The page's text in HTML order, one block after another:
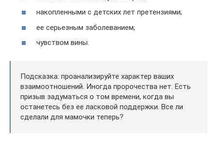
накопленными с детских лет претензиями;
ее серьезным заболеванием;
чувством вины.
Подсказка: проанализируйте характер ваших
взаимоотношений. Иногда пророчества нет. Есть
призыв задуматься о том времени, когда вы
останетесь без ее ласковой поддержки. Все ли
сделали для мамочки теперь?